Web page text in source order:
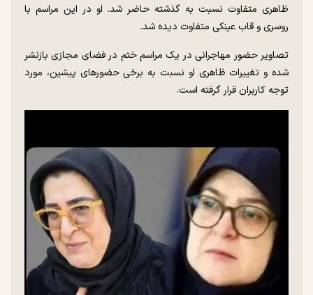
ظاهری متفاوت نسبت به گذشته حاضر شد. او در این مراسم با
روسری و قاب عینکی متفاوت دیده شد.
تصاویر حضور مهاجرانی در یک مراسم ختم در فضای مجازی بازنشر
شده و تغییرات ظاهری او نسبت به برخی حضور‌های پیشین، مورد
توجه کاربران قرار گرفته است.